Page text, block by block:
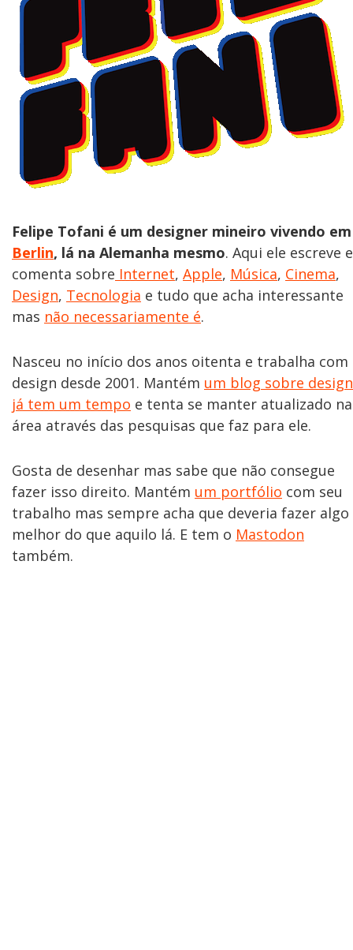
Felipe Tofani é um designer mineiro vivendo em
Berlin, lá na Alemanha mesmo. Aqui ele escreve e
comenta sobre Internet, Apple, Música, Cinema,
Design, Tecnologia e tudo que acha interessante
mas não necessariamente é.
Nasceu no início dos anos oitenta e trabalha com
design desde 2001. Mantém um blog sobre design
já tem um tempo e tenta se manter atualizado na
área através das pesquisas que faz para ele.
Gosta de desenhar mas sabe que não consegue
fazer isso direito. Mantém um portfólio com seu
trabalho mas sempre acha que deveria fazer algo
melhor do que aquilo lá. E tem o Mastodon
também.